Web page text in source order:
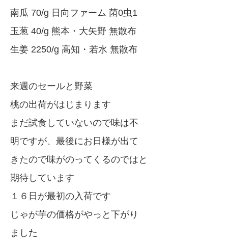
南瓜 70/g 日向ファーム 菌0虫1
玉葱 40/g 熊本・大矢野 無散布
生姜 2250/g 高知・若水 無散布
来週のセールと野菜
桃の出荷がはじまります
まだ試食していないので味は不
明ですが、最後にお日様が出て
きたので味がのってくるのではと
期待しています
１６日が最初の入荷です
じゃが芋の価格がやっと下がり
ました